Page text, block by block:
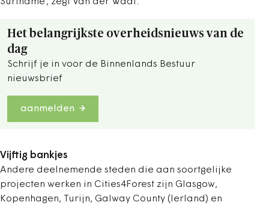
Het belangrijkste overheidsnieuws van de
dag
Schrijf je in voor de Binnenlands Bestuur
nieuwsbrief
aanmelden
Vijftig bankjes
Andere deelnemende steden die aan soortgelijke
projecten werken in Cities4Forest zijn Glasgow,
Kopenhagen, Turijn, Galway County (Ierland) en